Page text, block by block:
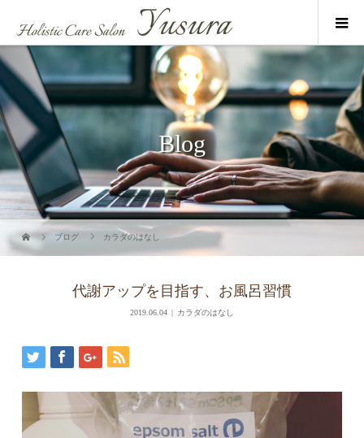
Blog
ブログ カラダのはなし
代謝アップを目指す、お風呂習慣
2019.06.04 カラダのはなし